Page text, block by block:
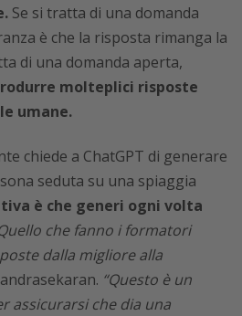
Se si tratta di una domanda
è che la risposta rimanga la
di una domanda aperta,
molteplici risposte
umane.
chiede a ChatGPT di generare
seduta su una spiaggia
è che generi ogni volta
che fanno i formatori
dalla migliore alla
“Questo è un
assicurarsi che dia una